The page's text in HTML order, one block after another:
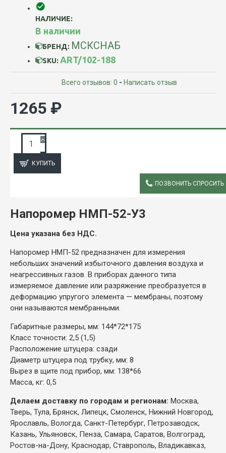
НАЛИЧИЕ:
В наличии
БРЕНД: МСКСНАБ
SKU: ART/102-188
Всего отзывов: 0 - Написать отзыв
1265 ₽
КУПИТЬ
ПОЗВОНИТЬ СПРОСИТЬ
Напоромер НМП-52-У3
Цена указана без НДС.
Напоромер НМП-52 предназначен для измерения
небольших значений избыточного давления воздуха и
неагрессивных газов. В приборах данного типа
измеряемое давление или разряжение преобразуется в
деформацию упругого элемента — мембраны, поэтому
они называются мембранными.
Габаритные размеры, мм: 144*72*175
Класс точности: 2,5 (1,5)
Расположение штуцера: сзади
Диаметр штуцера под трубку, мм: 8
Вырез в щите под прибор, мм: 138*66
Масса, кг: 0,5
Делаем доставку по городам и регионам: Москва,
Тверь, Тула, Брянск, Липецк, Смоленск, Нижний Новгород,
Ярославль, Вологда, Санкт-Петербург, Петрозаводск,
Казань, Ульяновск, Пенза, Самара, Саратов, Волгоград,
Ростов-на-Дону, Краснодар, Ставрополь, Владикавказ,